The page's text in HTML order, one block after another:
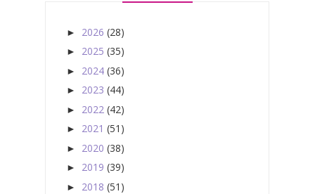
► 2026 (28)
► 2025 (35)
► 2024 (36)
► 2023 (44)
► 2022 (42)
► 2021 (51)
► 2020 (38)
► 2019 (39)
► 2018 (51)